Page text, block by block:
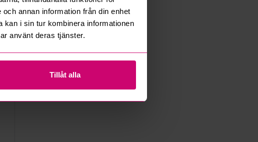
annan information från din enhet
i sin tur kombinera informationen
använt deras tjänster.
Tillåt alla